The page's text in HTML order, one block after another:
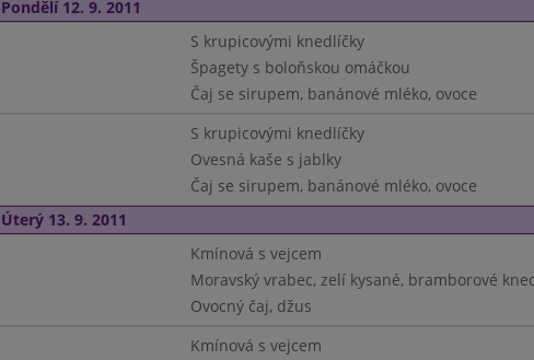
Pondělí 12. 9. 2011
S krupicovými knedlíčky
Špagety s boloňskou omáčkou
Čaj se sirupem, banánové mléko, ovoce
S krupicovými knedlíčky
Ovesná kaše s jablky
Čaj se sirupem, banánové mléko, ovoce
Úterý 13. 9. 2011
Kmínová s vejcem
Moravský vrabec, zelí kysané, bramborové
Ovocný čaj, džus
Kmínová s vejcem